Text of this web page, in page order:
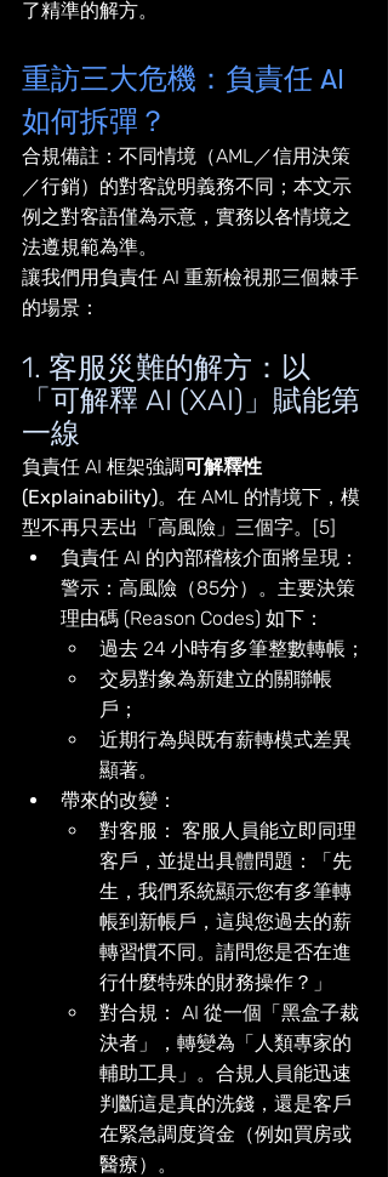
了精準的解方。
重訪三大危機：負責任 AI
如何拆彈？
合規備註：不同情境（AML／信用決策
／行銷）的對客說明義務不同；本文示
例之對客語僅為示意，實務以各情境之
法遵規範為準。
讓我們用負責任 AI 重新檢視那三個棘手
的場景：
1. 客服災難的解方：以
「可解釋 AI (XAI)」賦能第
一線
負責任 AI 框架強調可解釋性
(Explainability)。在 AML 的情境下，模
型不再只丟出「高風險」三個字。[5]
負責任 AI 的內部稽核介面將呈現：
警示：高風險（85分）。主要決策
理由碼 (Reason Codes) 如下：
過去 24 小時有多筆整數轉帳；
交易對象為新建立的關聯帳
戶；
近期行為與既有薪轉模式差異
顯著。
帶來的改變：
對客服： 客服人員能立即同理
客戶，並提出具體問題：「先
生，我們系統顯示您有多筆轉
帳到新帳戶，這與您過去的薪
轉習慣不同。請問您是否在進
行什麼特殊的財務操作？」
對合規： AI 從一個「黑盒子裁
決者」，轉變為「人類專家的
輔助工具」。合規人員能迅速
判斷這是真的洗錢，還是客戶
在緊急調度資金（例如買房或
醫療）。